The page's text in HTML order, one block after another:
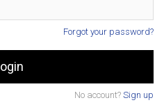
Forgot your password?
No account? Sign up